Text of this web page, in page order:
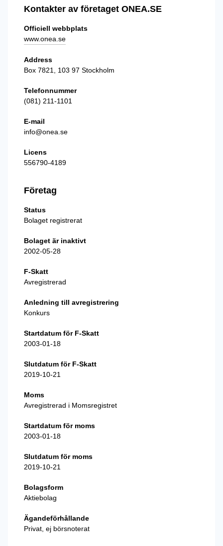
Kontakter av företaget ONEA.SE
Officiell webbplats
www.onea.se
Address
Box 7821, 103 97 Stockholm
Telefonnummer
(081) 211-1101
E-mail
info@onea.se
Licens
556790-4189
Företag
Status
Bolaget registrerat
Bolaget är inaktivt
2002-05-28
F-Skatt
Avregistrerad
Anledning till avregistrering
Konkurs
Startdatum för F-Skatt
2003-01-18
Slutdatum för F-Skatt
2019-10-21
Moms
Avregistrerad i Momsregistret
Startdatum för moms
2003-01-18
Slutdatum för moms
2019-10-21
Bolagsform
Aktiebolag
Ägandeförhållande
Privat, ej börsnoterat